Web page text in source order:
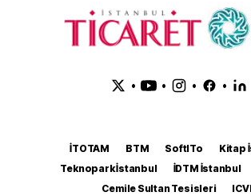
• • • •
İTOTAM BTM SoftITo
Kitap
Teknopark İstanbul
İDTM İstanbul
Cemile Sultan Tesisleri